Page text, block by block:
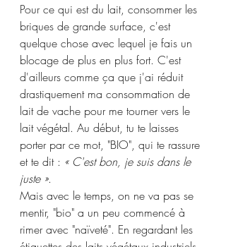
Pour ce qui est du lait, consommer les
briques de grande surface, c'est
quelque chose avec lequel je fais un
blocage de plus en plus fort. C'est
d'ailleurs comme ça que j'ai réduit
drastiquement ma consommation de
lait de vache pour me tourner vers le
lait végétal. Au début, tu te laisses
porter par ce mot, "BIO", qui te rassure
et te dit : « C'est bon, je suis dans le
juste ».
Mais avec le temps, on ne va pas se
mentir, "bio" a un peu commencé à
rimer avec "naïveté". En regardant les